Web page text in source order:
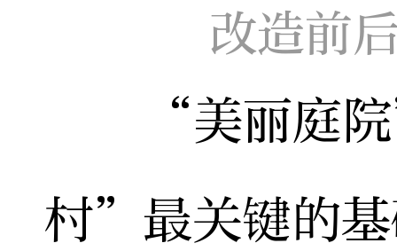
改造前
“美丽庭院
村”最关键的